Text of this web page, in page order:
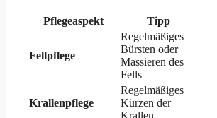
Pflegeaspekt Tipp
Fellpflege
Regelmäßiges
Bürsten oder
Massieren des
Fells
Krallenpflege
Regelmäßiges
Kürzen der